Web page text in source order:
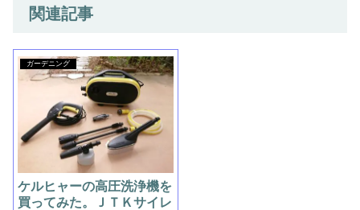
関連記事
ガーデニング
ケルヒャーの高圧洗浄機を
買ってみた。ＪＴＫサイレ